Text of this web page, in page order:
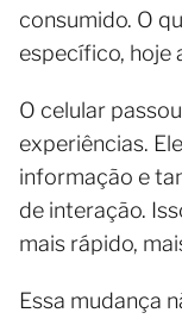
consumido. O
específico, hoje
O celular
experiências.
informação e
de interação.
mais rápido,
Essa mudança